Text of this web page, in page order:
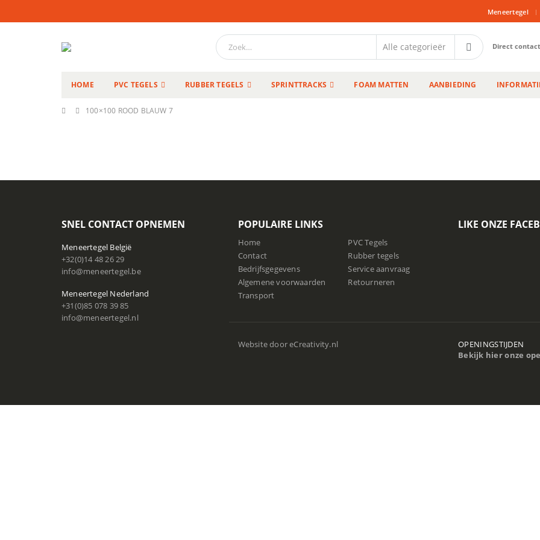
Meneertegel |
Direct
HOME PVC TEGELS RUBBER TEGELS SPRINTTRACKS FOAM MATTEN AANBIEDING
100×100 ROOD BLAUW 7
SNEL CONTACT OPNEMEN
Meneertegel België
+32(0)14 48 26 29
info@meneertegel.be
Meneertegel Nederland
+31(0)85 078 39 85
info@meneertegel.nl
POPULAIRE LINKS
Home
Contact
Bedrijfsgegevens
Algemene voorwaarden
Transport
PVC Tegels
Rubber tegels
Service aanvraag
Retourneren
LIKE ONZE
Website dooreCreativity.nl
OPENINGSTIJDEN
Bekijk hier onze